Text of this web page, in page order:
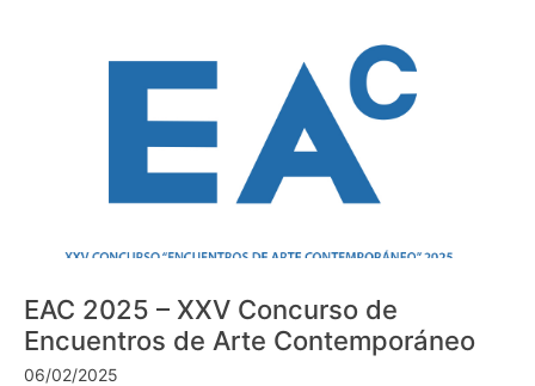
EAC 2025 – XXV Concurso de
Encuentros de Arte Contemporáneo
06/02/2025